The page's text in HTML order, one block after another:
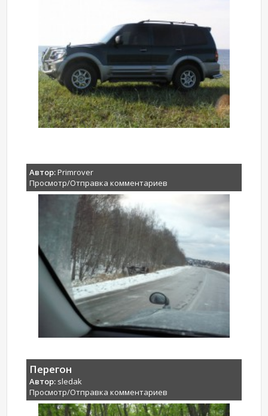
Автор:Primrover
Просмотр/Отправка комментариев
Перегон
Автор: sledak
Просмотр/Отправка комментариев